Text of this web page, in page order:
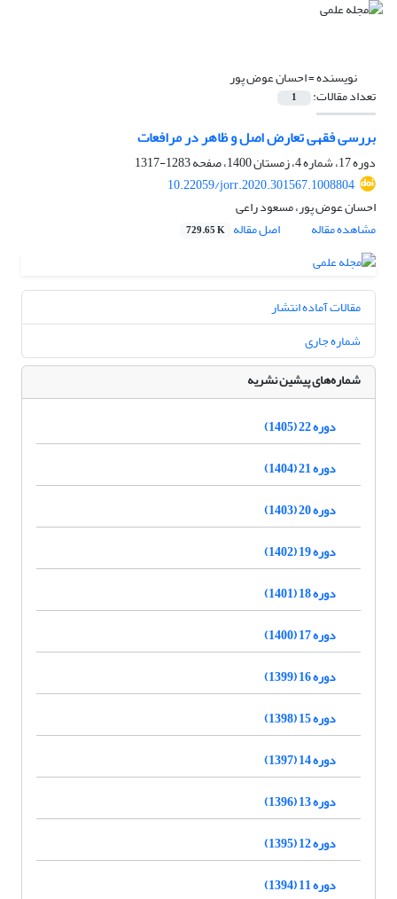
نویسنده =احسان عوض پور
تعداد مقالات: 1
بررسی فقهی تعارض اصل و ظاهر در مرافعات
دوره 17، شماره 4، زمستان 1400، صفحه
1283-1317
10.22059/jorr.2020.301567.1008804
احسان عوض پور، مسعود راعی
مشاهده مقاله
اصل مقاله 729.65 K
مقالات آماده انتشار
شماره جاری
شماره‌های پیشین نشریه
دوره 22 (1405)
دوره 21 (1404)
دوره 20 (1403)
دوره 19 (1402)
دوره 18 (1401)
دوره 17 (1400)
دوره 16 (1399)
دوره 15 (1398)
دوره 14 (1397)
دوره 13 (1396)
دوره 12 (1395)
دوره 11 (1394)